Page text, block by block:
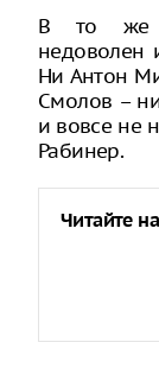
В то же
недоволен
Ни Антон
Смолов –
и вовсе не
Рабинер.
Читайте